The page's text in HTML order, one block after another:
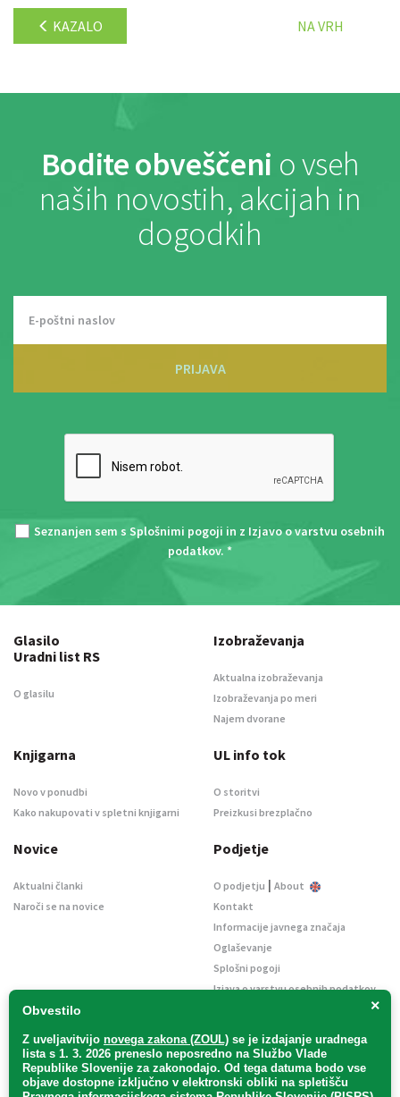
KAZALO NA VRH
Bodite obveščeni o vseh
naših novostih, akcijah in
dogodkih
PRIJAVA
Seznanjen sem s Splošnimi pogoji in z Izjavo o varstvu osebnih
podatkov. *
×
Obvestilo
Z uveljavitvijo novega zakona (ZOUL) se je izdajanje uradnega
lista s 1. 3. 2026 preneslo neposredno na Službo Vlade
Republike Slovenije za zakonodajo. Od tega datuma bodo vse
objave dostopne izključno v elektronski obliki na spletišču
Glasilo
Uradni list RS
O glasilu
Izobraževanja
Aktualna izobraževanja
Izobraževanja po meri
Najem dvorane
Knjigarna
Novo v ponudbi
Kako nakupovati v spletni knjigarni
UL info tok
O storitvi
Preizkusi brezplačno
Novice
Aktualni članki
Naroči se na novice
Podjetje
O podjetju | About
Kontakt
Informacije javnega značaja
Oglaševanje
Splošni pogoji
Izjava o varstvu osebnih podatkov